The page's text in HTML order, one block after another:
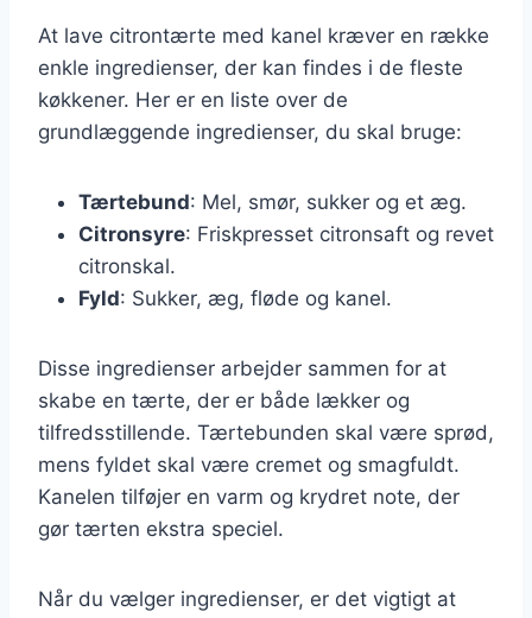
At lave citrontærte med kanel kræver en række
enkle ingredienser, der kan findes i de fleste
køkkener. Her er en liste over de
grundlæggende ingredienser, du skal bruge:
Tærtebund: Mel, smør, sukker og et æg.
Citronsyre: Friskpresset citronsaft og revet
citronskal.
Fyld: Sukker, æg, fløde og kanel.
Disse ingredienser arbejder sammen for at
skabe en tærte, der er både lækker og
tilfredsstillende. Tærtebunden skal være sprød,
mens fyldet skal være cremet og smagfuldt.
Kanelen tilføjer en varm og krydret note, der
gør tærten ekstra speciel.
Når du vælger ingredienser, er det vigtigt at